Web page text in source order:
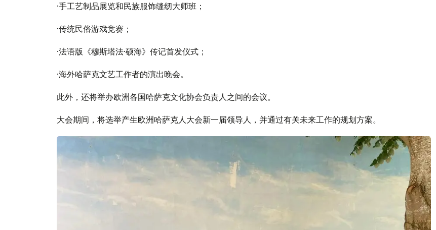
·手工艺制品展览和民族服饰缝纫大师班；
·传统民俗游戏竞赛；
·法语版《穆斯塔法·硕海》传记首发仪式；
·海外哈萨克文艺工作者的演出晚会。
此外，还将举办欧洲各国哈萨克文化协会负责人之间的会议。
大会期间，将选举产生欧洲哈萨克人大会新一届领导人，并通过有关未来工作的规划方案。